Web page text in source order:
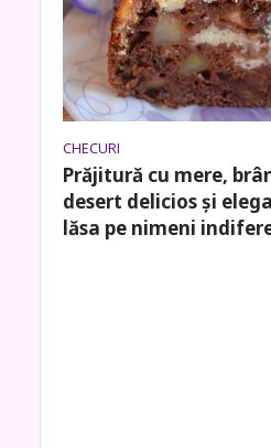
CHECURI
Prăjitură cu mere,
desert delicios și
lăsa pe nimeni